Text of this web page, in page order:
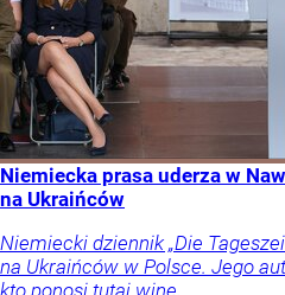
Niemiecka prasa uderza w
na Ukraińców
Niemiecki dziennik „Die
na Ukraińców w Polsce. Jego
kto ponosi tutaj winę.